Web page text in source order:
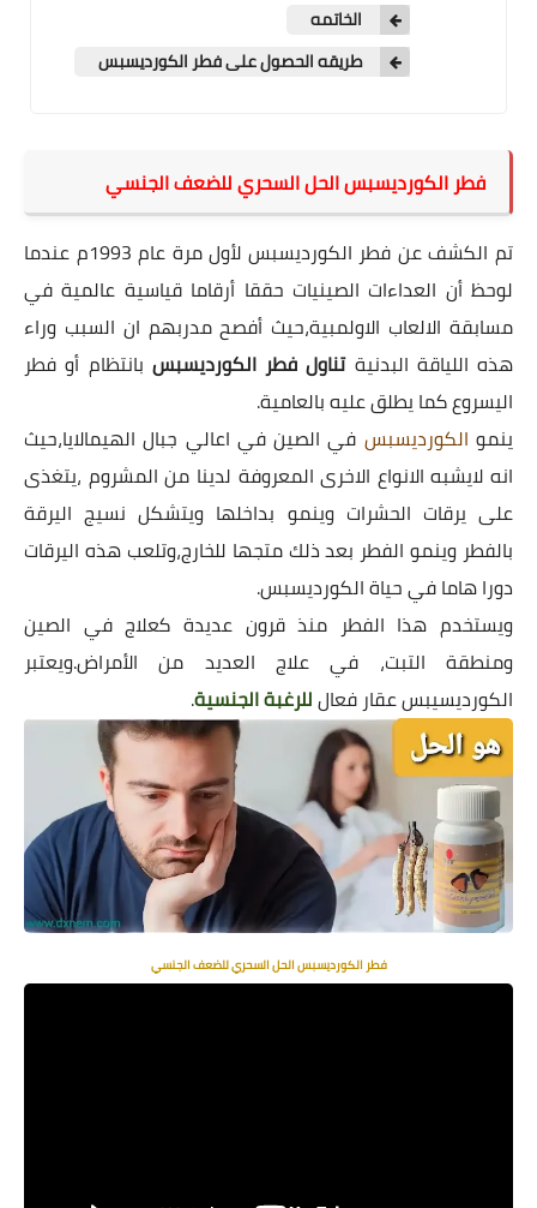
الخاتمه
طريقه الحصول على فطر الكورديسبس
فطر الكورديسبس الحل السحري للضعف الجنسي
تم الكشف عن فطر الكورديسبس
لأول مرة عام 1993م عندما
لوحظ أن العداءات الصينيات حققا أرقاما قياسية عالمية في
مسابقة الالعاب الاولمبية،حيث أفصح مدربهم ان السبب وراء
هذه اللياقة البدنيةتناول فطر الكورديسبس بانتظام أو فطر
اليسروع كما يطلق عليه بالعامية.
ينمو الكورديسبس في الصين في اعالي جبال الهيمالايا،حيث
انه لايشبه الانواع الاخرى المعروفة لدينا من المشروم ،يتغذى
على يرقات الحشرات وينمو بداخلها ويتشكل نسيج اليرقة
بالفطر وينمو الفطر بعد ذلك متجها للخارج،وتلعب هذه اليرقات
دورا هاما في حياة الكورديسبس.
ويستخدم هذا الفطر منذ قرون عديدة كعلاج في الصين
ومنطقة التبت، في علاج العديد من الأمراض.ويعتبر
الكورديسيبسعقار فعالللرغبة الجنسية.
فطر الكورديسبس الحل السحري للضعف الجنسي